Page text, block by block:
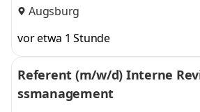
Kommanditgesellschaft
Augsburg
vor etwa 1 Stunde
Referent (m/w/d) Interne
ssmanagement